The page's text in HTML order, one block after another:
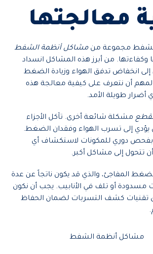
معالجتها
الشفط مجموعة منمشاكل أنظمة الشفط
وكفاءتها. من أبرز هذه المشاكل انسداد
إلى انخفاض تدفق الهواء وزيادة الضغط
أن نتعرف على كيفية معالجة هذه
طويلة الأمد.
مشكلة شائعة أخرى. تآكل الأجزاء
يؤدي إلى تسرب الهواء وفقدان الضغط.
بفحص دوري للمكونات لاستكشاف أي
تتحول إلى مشاكل أكبر.
المفاجئ، والذي قد يكون ناتجاً عن عدة
مسدودة أو تلف في الأنابيب. يجب أن نكون
تقنيات كشف التسربات لضمان الحفاظ